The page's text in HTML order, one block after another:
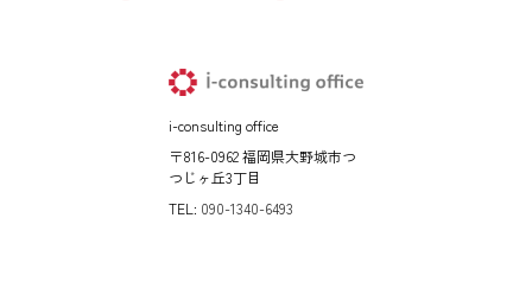
i-consulting office
〒816-0962 福岡県大野城市つ
つじヶ丘3丁目
TEL: 090-1340-6493